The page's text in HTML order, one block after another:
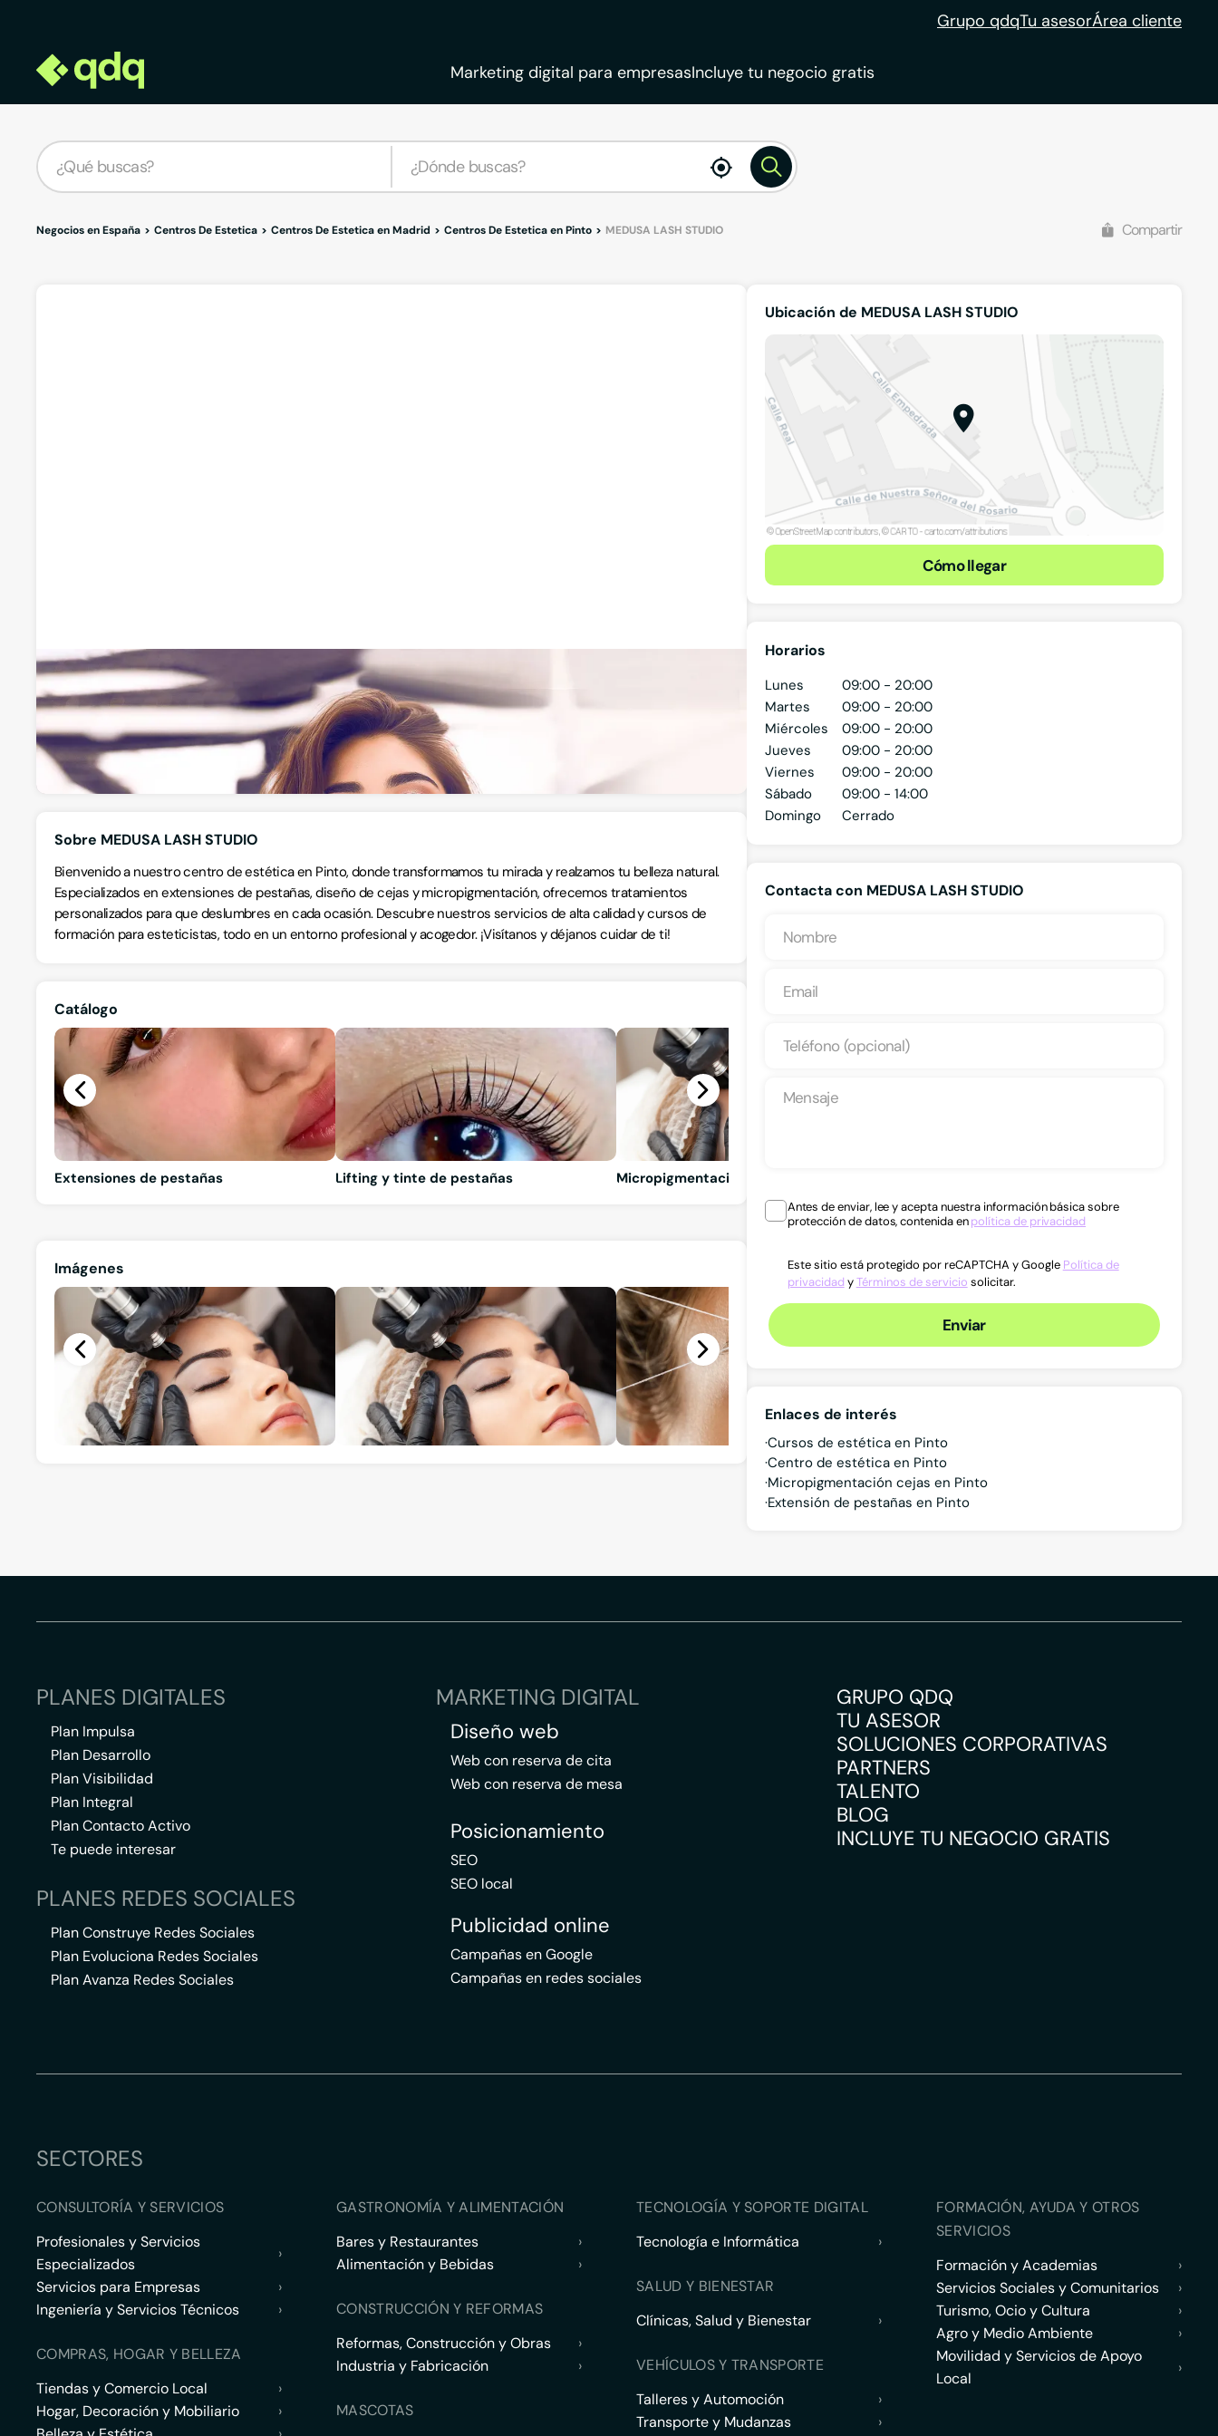
Grupo qdqTu asesorÁrea cliente
Marketing digital para empresasIncluye tu negocio gratis
enable
location
Negocios en España Centros De Estetica Centros De Estetica en Madrid Centros De Estetica en Pinto MEDUSA LASH STUDIO Compartir
MEDUSA LASH STUDIO
Centros de estética
Calle de la Empedrada 10, Local A, 28320, Pinto, Madrid, Madrid
Visitar web
Sobre MEDUSA LASH STUDIO
Bienvenido a nuestro centro de estética en Pinto, donde transformamos tu mirada y realzamos tu belleza natural.
Especializados en extensiones de pestañas, diseño de cejas y micropigmentación, ofrecemos tratamientos
personalizados para que deslumbres en cada ocasión. Descubre nuestros servicios de alta calidad y cursos de
formación para esteticistas, todo en un entorno profesional y acogedor. ¡Visítanos y déjanos cuidar de ti!
Catálogo
Extensiones de pestañas Lifting y tinte de pestañas Micropigmentación: cejas y labios
Imágenes
Ubicación de MEDUSA LASH STUDIO
Cómo llegar
Horarios
Lunes
09:00 - 20:00
Martes
09:00 - 20:00
Miércoles
09:00 - 20:00
Jueves
09:00 - 20:00
Viernes
09:00 - 20:00
Sábado
09:00 - 14:00
Domingo
Cerrado
Contacta con MEDUSA LASH STUDIO
Antes de enviar, lee y acepta nuestra información básica sobre
protección de datos, contenida enpolítica de privacidad
Este sitio está protegido por reCAPTCHA y Google Política de
privacidad yTérminos de servicio solicitar.
Enviar
Enlaces de interés
Cursos de estética en Pinto
Centro de estética en Pinto
Micropigmentación cejas en Pinto
Extensión de pestañas en Pinto
PLANES DIGITALES
Plan Impulsa
Plan Desarrollo
Plan Visibilidad
Plan Integral
Plan Contacto Activo
Te puede interesar
PLANES REDES SOCIALES
Plan Construye Redes Sociales
Plan Evoluciona Redes Sociales
Plan Avanza Redes Sociales
MARKETING DIGITAL
Diseño web
Web con reserva de cita
Web con reserva de mesa
Posicionamiento
SEO
SEO local
Publicidad online
Campañas en Google
Campañas en redes sociales
GRUPO QDQ
TU ASESOR
SOLUCIONES CORPORATIVAS
PARTNERS
TALENTO
BLOG
INCLUYE TU NEGOCIO GRATIS
SECTORES
CONSULTORÍA Y SERVICIOS
Profesionales y Servicios
Especializados
›
Servicios para Empresas
›
Ingeniería y Servicios Técnicos
›
COMPRAS, HOGAR Y BELLEZA
Tiendas y Comercio Local
›
Hogar, Decoración y Mobiliario
›
GASTRONOMÍA Y ALIMENTACIÓN
Bares y Restaurantes
›
Alimentación y Bebidas
›
CONSTRUCCIÓN Y REFORMAS
Reformas, Construcción y Obras
›
Industria y Fabricación
›
MASCOTAS
TECNOLOGÍA Y SOPORTE DIGITAL
Tecnología e Informática
›
SALUD Y BIENESTAR
Clínicas, Salud y Bienestar
›
VEHÍCULOS Y TRANSPORTE
Talleres y Automoción
›
Transporte y Mudanzas
›
FORMACIÓN, AYUDA Y OTROS
SERVICIOS
Formación y Academias
›
Servicios Sociales y Comunitarios
›
Turismo, Ocio y Cultura
›
Agro y Medio Ambiente
›
Movilidad y Servicios de Apoyo
Local
›